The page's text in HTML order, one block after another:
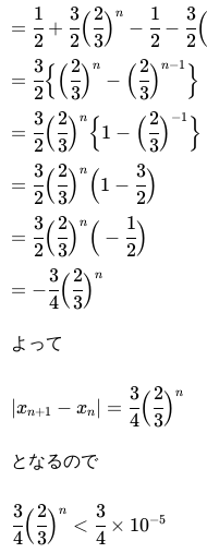
=\cfrac{1}
{2}+\cfrac{3}
{2}\Big(\cfrac{2}
{3}\Big)^{n}-
\cfrac{1}{2}-
\cfrac{3}
{2}\Big(\cfrac{2}
{3}\Big)^{n-1}
=
2
1
+
2
3(3
2) n
−
2
1
−
2
3(
=\cfrac{3}
{2}\Big\
{\Big(\cfrac{2}
{3}\Big)^n-
\Big(\cfrac{2}
{3}\Big)^{n-
1}\Big\}
=
2
3{(3
2) n
− (3
2) n−1 }
=\cfrac{3}
{2}\Big(\cfrac{2}
{3}\Big)^n\Big\{1-
\Big(\cfrac{2}
{3}\Big)^{-1}\Big\}
=
2
3(3
2) n { 1 − (3
2) −1 }
=\cfrac{3}
{2}\Big(\cfrac{2}
{3}\Big)^n\Big(1-
\cfrac{3}{2}\Big)
=
2
3(3
2) n (1 −
2
3)
=\cfrac{3}
{2}\Big(\cfrac{2}
{3}\Big)^n\Big(-
\cfrac{1}{2}\Big)
=
2
3(3
2) n ( −
2
1)
=-\cfrac{3}
{4}\Big(\cfrac{2}
{3}\Big)^n
= −
4
3(3
2) n
よって
|x_{n+1}-
x_n|=\cfrac{3}
{4}\Big(\cfrac{2}
{3}\Big)^n
∣xn+1 − xn ∣ =
4
3(3
2) n
となるので
\cfrac{3}
4
3( 3
2) n
<
4
3
× 10−5